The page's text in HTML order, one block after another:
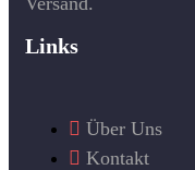
Links
Über Uns
Kontakt